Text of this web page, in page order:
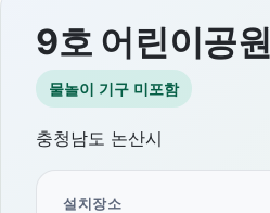
9호 어린이공원
물놀이 기구 미포함
충청남도 논산시
설치장소